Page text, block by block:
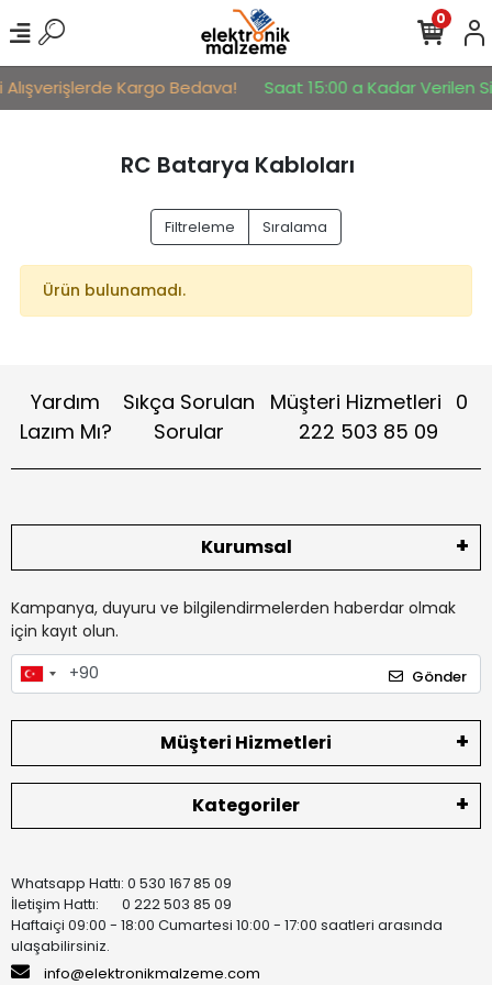
Alışverişlerde Kargo Bedava! Saat 15:00 a Kadar Verilen
0
RC Batarya Kabloları
Filtreleme Sıralama
Ürün bulunamadı.
Yardım
Lazım Mı?
Sıkça Sorulan
Sorular
Müşteri Hizmetleri 0
222 503 85 09
Kurumsal
Kampanya, duyuru ve bilgilendirmelerden haberdar olmak
için kayıt olun.
Gönder
Müşteri Hizmetleri
Kategoriler
Whatsapp Hattı: 0 530 167 85 09
İletişim Hattı: 0 222 503 85 09
Haftaiçi 09:00 - 18:00 Cumartesi 10:00 - 17:00 saatleri arasında
ulaşabilirsiniz.
info@elektronikmalzeme.com